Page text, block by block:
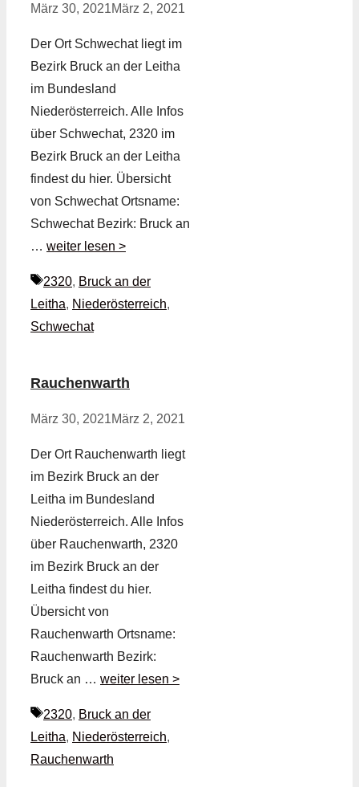
März 30, 2021März 2, 2021
Der Ort Schwechat liegt im
Bezirk Bruck an der Leitha
im Bundesland
Niederösterreich. Alle Infos
über Schwechat, 2320 im
Bezirk Bruck an der Leitha
findest du hier. Übersicht
von Schwechat Ortsname:
Schwechat Bezirk: Bruck an
… weiter lesen >
Schlagwörter
2320, Bruck an der
Leitha, Niederösterreich,
Schwechat
Rauchenwarth
März 30, 2021März 2, 2021
Der Ort Rauchenwarth liegt
im Bezirk Bruck an der
Leitha im Bundesland
Niederösterreich. Alle Infos
über Rauchenwarth, 2320
im Bezirk Bruck an der
Leitha findest du hier.
Übersicht von
Rauchenwarth Ortsname:
Rauchenwarth Bezirk:
Bruck an … weiter lesen >
Schlagwörter
2320, Bruck an der
Leitha, Niederösterreich,
Rauchenwarth